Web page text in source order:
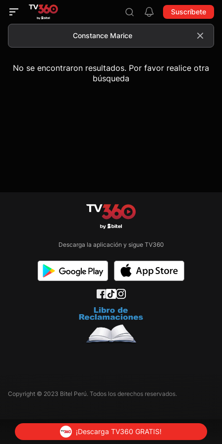
Suscríbete
No se encontraron resultados. Por favor realice otra
búsqueda
Descarga la aplicación y sigue TV360
Copyright © 2023 Bitel Perú. Todos los derechos reservados.
¡Descarga TV360 GRATIS!